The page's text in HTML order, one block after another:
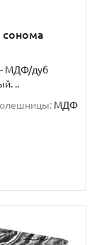
сонома
- МДФ/дуб
..
МДФ